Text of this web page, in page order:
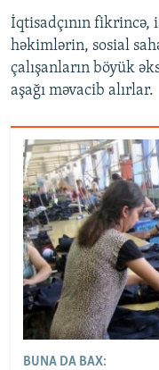
İqtisadçının
həkimlərin, sosial
çalışanların böyük
aşağı məvacib alırlar.
BUNA DA BAX: